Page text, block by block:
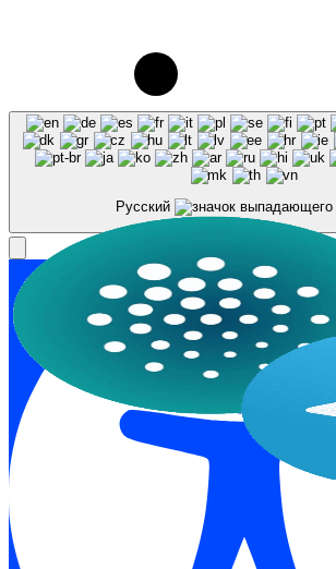
использовании материалов сайта
ссылка на источник обязательна.
Русский